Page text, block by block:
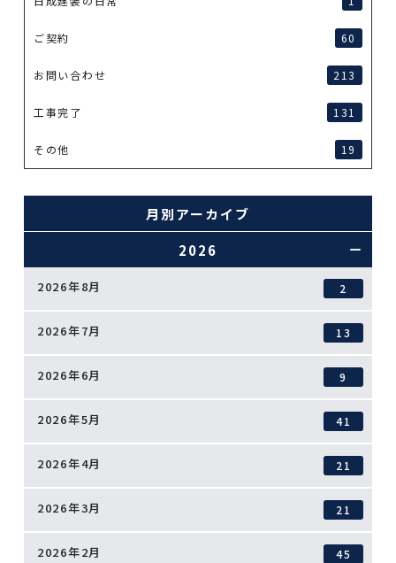
ご契約 60
お問い合わせ 213
工事完了 131
その他 19
月別アーカイブ
2026
2026年8月 2
2026年7月 13
2026年6月 9
2026年5月 41
2026年4月 21
2026年3月 21
2026年2月 45